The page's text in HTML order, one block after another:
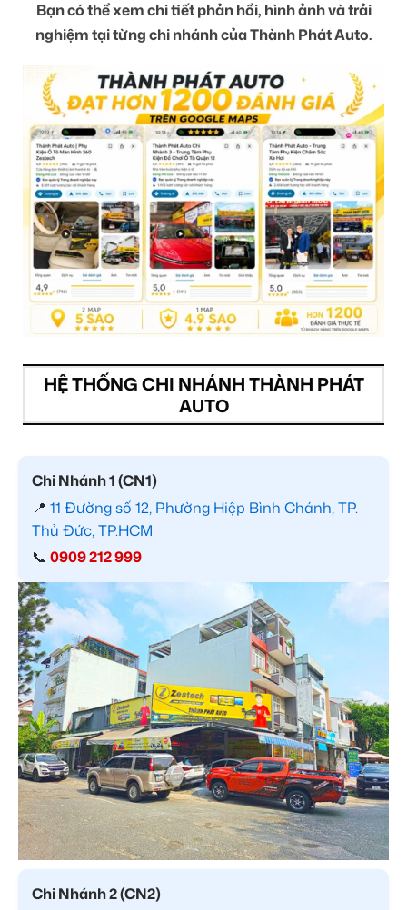
Bạn có thể xem chi tiết phản hồi, hình ảnh và trải
nghiệm tại từng chi nhánh của Thành Phát Auto.
HỆ THỐNG CHI NHÁNH THÀNH PHÁT
AUTO
Chi Nhánh 1 (CN1)
📍 11 Đường số 12, Phường Hiệp Bình Chánh, TP.
Thủ Đức, TP.HCM
📞 0909 212 999
Chi Nhánh 2 (CN2)